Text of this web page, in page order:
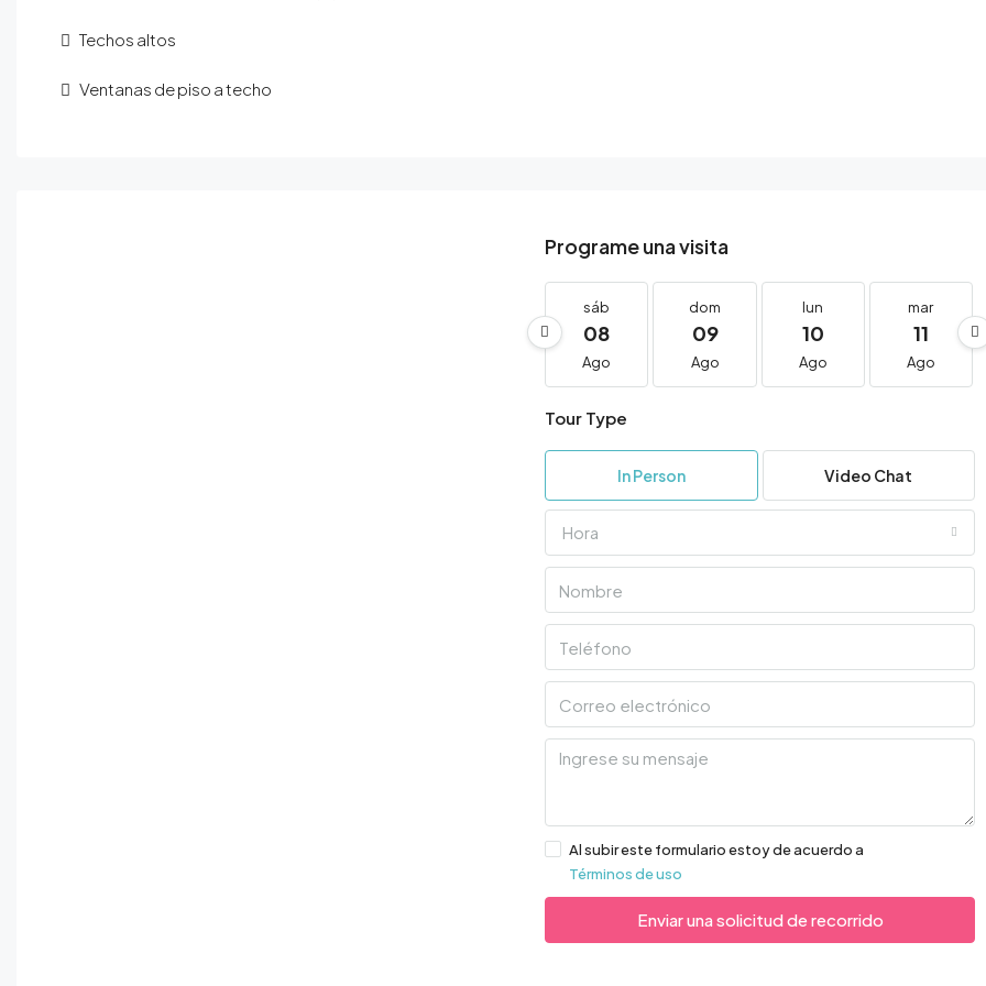
Techos altos
Ventanas de piso a techo
Programe una visita
sáb
08
Ago
dom
09
Ago
lun
10
Ago
mar
11
Ago
Tour Type
In Person Video Chat
Hora
Al subir este formulario estoy de acuerdo a
Términos de uso
Enviar una solicitud de recorrido